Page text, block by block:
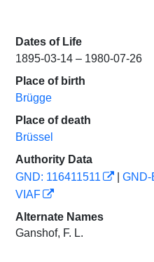
Dates of Life
1895-03-14 – 1980-07-26
Place of birth
Brügge
Place of death
Brüssel
Authority Data
GND: 116411511
GND-
VIAF
Alternate Names
Ganshof, F. L.